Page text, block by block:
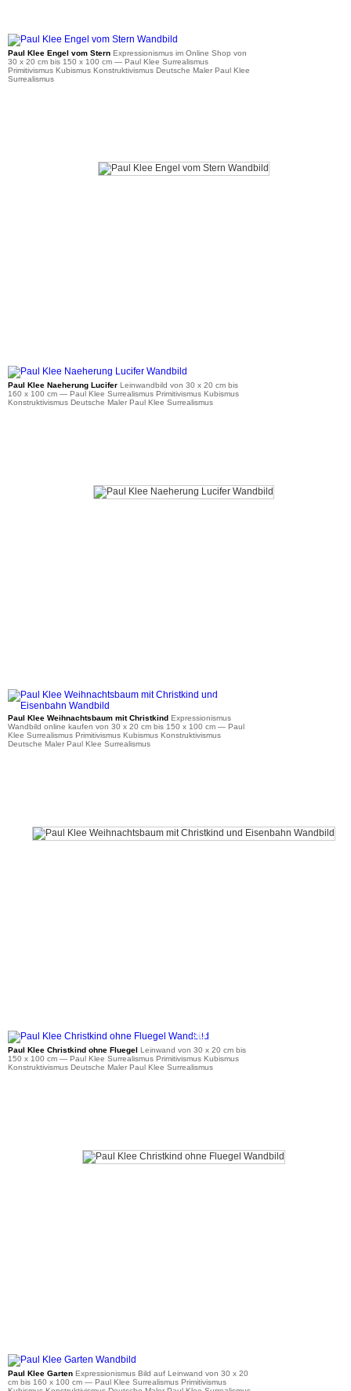
Paul Klee Engel vom SternExpressionismus im Online Shop von
30 x 20 cm bis 150 x 100 cm — Paul Klee Surrealismus
Primitivismus Kubismus Konstruktivismus Deutsche Maler Paul Klee
Surrealismus
Paul Klee Naeherung LuciferLeinwandbild von 30 x 20 cm bis
160 x 100 cm — Paul Klee Surrealismus Primitivismus Kubismus
Konstruktivismus Deutsche Maler Paul Klee Surrealismus
ab 36 €
Paul Klee Weihnachtsbaum mit Christkind Expressionismus
Wandbild online kaufen von 30 x 20 cm bis 150 x 100 cm — Paul
Klee Surrealismus Primitivismus Kubismus Konstruktivismus
Deutsche Maler Paul Klee Surrealismus
ab 36 €
Paul Klee Christkind ohne Fluegel Leinwand von 30 x 20 cm bis
150 x 100 cm — Paul Klee Surrealismus Primitivismus Kubismus
Konstruktivismus Deutsche Maler Paul Klee Surrealismus
Paul Klee GartenExpressionismus Bild auf Leinwand von 30 x 20
cm bis 160 x 100 cm — Paul Klee Surrealismus Primitivismus